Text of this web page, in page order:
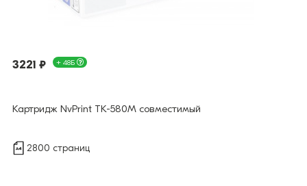
3221 ₽ + 48Б
Картридж NvPrint TK-580M совместимый
2800 страниц